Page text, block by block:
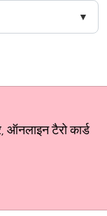
टैरो कार्ड